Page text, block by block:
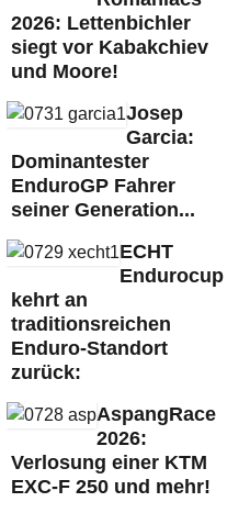
2026: Lettenbichler
siegt vor Kabakchiev
und Moore!
Josep
Garcia:
Dominantester
EnduroGP Fahrer
seiner Generation...
ECHT
Endurocup
kehrt an
traditionsreichen
Enduro-Standort
zurück:
AspangRace
2026:
Verlosung einer KTM
EXC-F 250 und mehr!